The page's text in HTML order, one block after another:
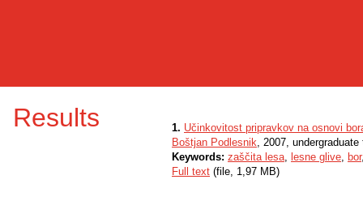
Results 1. Učinkovitost pripravkov na osnovi
Boštjan Podlesnik, 2007, undergraduate
Keywords: zaščita lesa, lesne glive, bor
Full text (file, 1,97 MB)